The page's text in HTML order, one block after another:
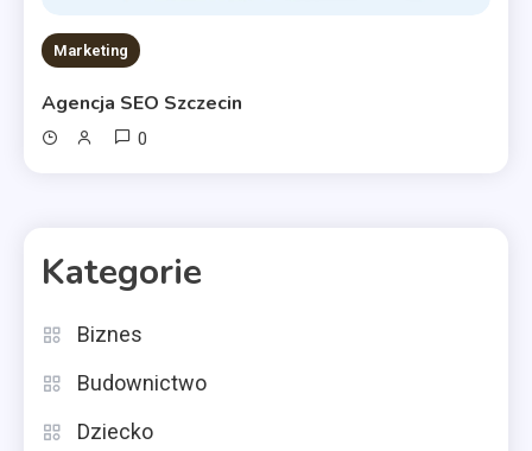
Marketing
Agencja SEO Szczecin
0
Kategorie
Biznes
Budownictwo
Dziecko